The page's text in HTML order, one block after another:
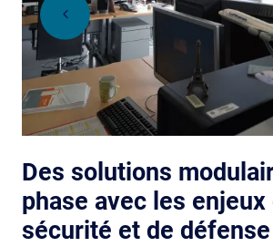
Des solutions
phase avec les enjeux
sécurité et de défense